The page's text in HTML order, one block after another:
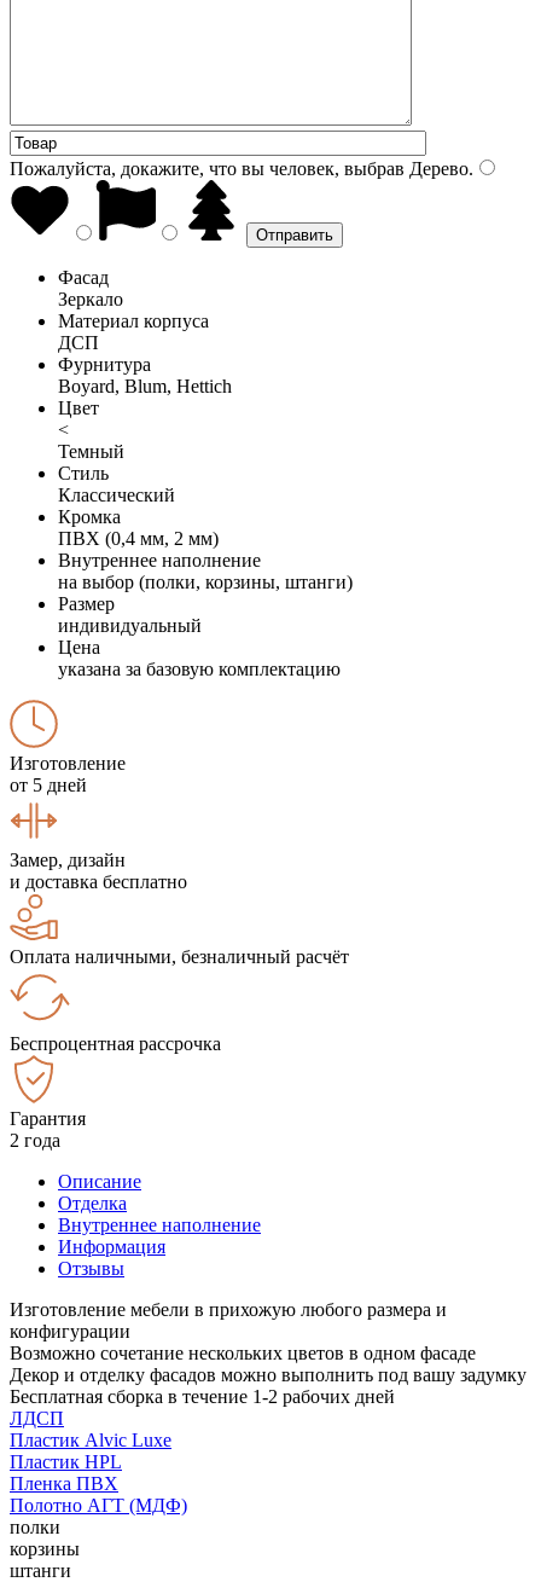
Пожалуйста, докажите, что вы человек, выбрав Дерево.
Фасад
Зеркало
Материал корпуса
ДСП
Фурнитура
Boyard, Blum, Hettich
Цвет
<
Темный
Стиль
Классический
Кромка
ПВХ (0,4 мм, 2 мм)
Внутреннее наполнение
на выбор (полки, корзины, штанги)
Размер
индивидуальный
Цена
указана за базовую комплектацию
Изготовление
от 5 дней
Замер, дизайн
и доставка бесплатно
Оплата наличными, безналичный расчёт
Беспроцентная рассрочка
Гарантия
2 года
Описание
Отделка
Внутреннее наполнение
Информация
Отзывы
Изготовление мебели в прихожую любого размера и
конфигурации
Возможно сочетание нескольких цветов в одном фасаде
Декор и отделку фасадов можно выполнить под вашу задумку
Бесплатная сборка в течение 1-2 рабочих дней
ЛДСП
Пластик Alvic Luxe
Пластик HPL
Пленка ПВХ
Полотно АГТ (МДФ)
полки
корзины
штанги